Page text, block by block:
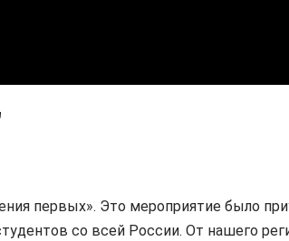
первых». Это мероприятие было
со всей России. От нашего